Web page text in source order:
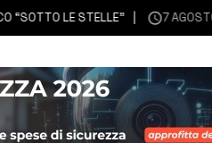
LE STELLE” 7 AGOSTO 2026